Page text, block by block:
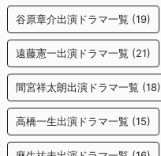
谷原章介出演ドラマ一覧 (19)
遠藤憲一出演ドラマ一覧 (21)
間宮祥太朗出演ドラマ一覧 (18)
高橋一生出演ドラマ一覧 (15)